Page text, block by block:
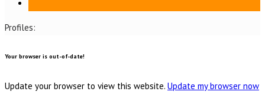
Profiles:
Your browser is out-of-date!
Update your browser to view this website. Update my browser now